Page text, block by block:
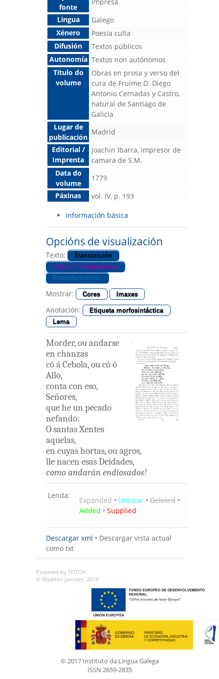
fonte
Lingua
Galego
Xénero
Poesía culta
Difusión
Textos públicos
Autonomía Textos non autónomos
Título do
volume
Obras en prosa y verso del
cura de Fruime D. Diego
Antonio Cernadas y Castro,
natural de Santiago de
Galicia
Lugar de
publicación
Madrid
Editorial /
Imprenta
Joachin Ibarra, impresor de
camara de S.M.
Data do
volume
1779
Páxinas
vol. IV, p. 193
información básica
Opcións de visualización
Texto:
Transcrición
Edición interpretativa
Estandarización
Mostrar: Cores Imaxes
Anotación:
Etiqueta morfosintáctica
Lema
Morder,ouandarse
en chanzas
có áCebola,oucó ó
Allo,
contacon eso,
Señores,
queheun pecado
nefando:
OsantasXentes
aquelas,
en cuyashortas,ouagros,
llenacen esasDeidades,
comoandarán endiosados!
Lenda:
Expanded • Unclear • Deleted •
Added • Supplied
Descargar xml • Descargar vista actual
como txt
Powered by TEITOK
© Maarten Janssen, 2014
© 2017 Instituto da Lingua Galega
ISSN 2659-2835